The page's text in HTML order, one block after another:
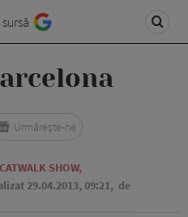
CATWALK SHOW,
29.04.2013, 09:21, de
Urmărește-ne